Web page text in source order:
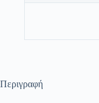
Περιγραφή